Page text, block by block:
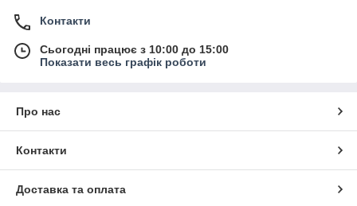
Контакти
Сьогодні працює з 10:00 до 15:00
Показати весь графік роботи
Про нас
Контакти
Доставка та оплата